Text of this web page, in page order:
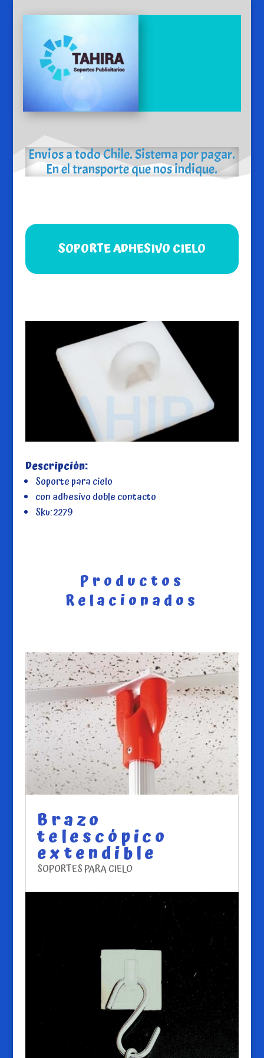
Envios a todo Chile. Sistema por pagar.
En el transporte que nos indique.
SOPORTE ADHESIVO CIELO
Descripción:
Soporte para cielo
con adhesivo doble contacto
Sku: 2279
Productos
Relacionados
Brazo
telescópico
extendible
SOPORTES PARA CIELO